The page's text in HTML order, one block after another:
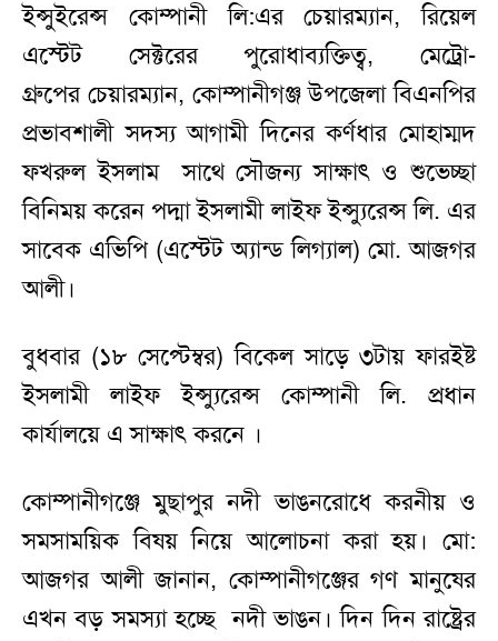
ইন্সুইরেন্স কোম্পানী লি:এর চেয়ারম্যান, রিয়েল
এস্টেট সেক্টরের পুরোধাব্যক্তিত্ব, মেট্রো-
গ্রুপের চেয়ারম্যান, কোম্পানীগঞ্জ উপজেলা বিএনপির
প্রভাবশালী সদস্য আগামী দিনের কর্ণধার মোহাম্মদ
ফখরুল ইসলাম সাথে সৌজন্য সাক্ষাৎ ও শুভেচ্ছা
বিনিময় করেন পদ্মা ইসলামী লাইফ ইন্স্যুরেন্স লি. এর
সাবেক এভিপি (এস্টেট অ্যান্ড লিগ্যাল) মো. আজগর
আলী।
বুধবার (১৮ সেপ্টেম্বর) বিকেল সাড়ে ৩টায় ফারইষ্ট
ইসলামী লাইফ ইন্স্যুরেন্স কোম্পানী লি. প্রধান
কার্যালয়ে এ সাক্ষাৎ করনে ।
কোম্পানীগঞ্জে মুছাপুর নদী ভাঙনরোধে করনীয় ও
সমসাময়িক বিষয় নিয়ে আলোচনা করা হয়। মো:
আজগর আলী জানান, কোম্পানীগঞ্জের গণ মানুষের
এখন বড় সমস্যা হচ্ছে নদী ভাঙন। দিন দিন রাষ্ট্রের